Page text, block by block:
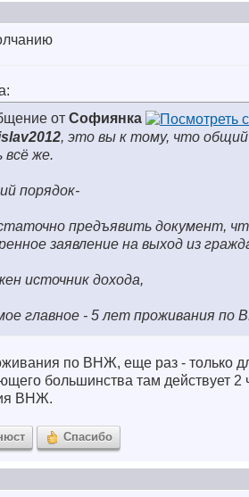
от Софиянка
, это вы к тому, что
всё же.
порядок-
предъявить документ,
заявление на выход из
источник дохода,
главное - 5 лет проживания по
по ВНЖ, еще раз - только
большинства там действует 2
ВНЖ.
Спасибо